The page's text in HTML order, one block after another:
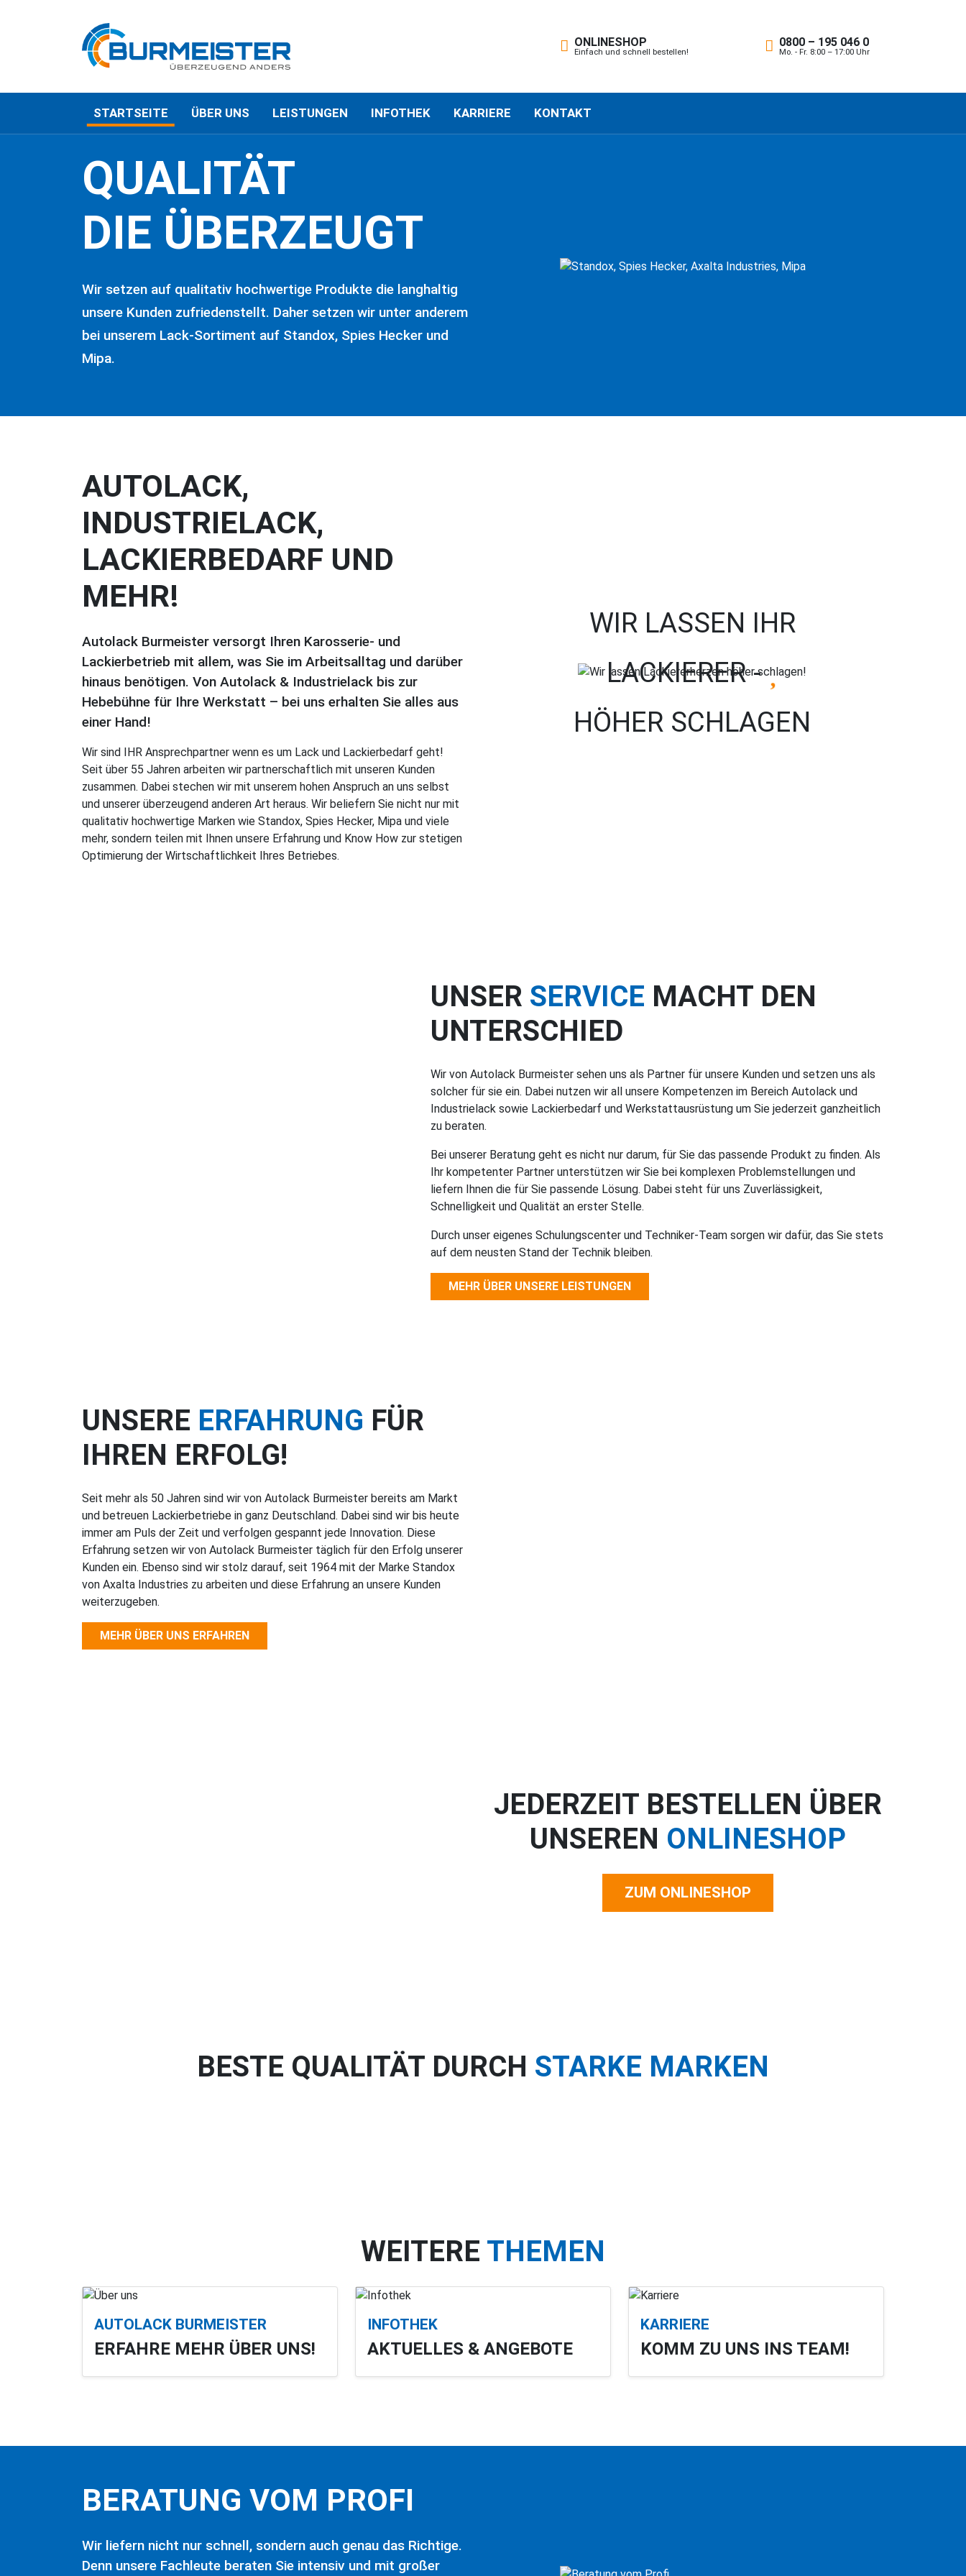
ONLINESHOP
Einfach und schnell bestellen!
0800 – 195 046 0
Mo. - Fr. 8:00 – 17:00 Uhr
NAVIGATION
STARTSEITE ÜBER UNS LEISTUNGEN INFOTHEK KARRIERE KONTAKT
QUALITÄT
DIE ÜBERZEUGT
Wir setzen auf qualitativ hochwertige Produkte die langhaltig
unsere Kunden zufriedenstellt. Daher setzen wir unter anderem
bei unserem Lack-Sortiment auf Standox, Spies Hecker und
Mipa.
AUTOLACK,
INDUSTRIELACK,
LACKIERBEDARF UND
MEHR!
Autolack Burmeister versorgt Ihren Karosserie- und
Lackierbetrieb mit allem, was Sie im Arbeitsalltag und darüber
hinaus benötigen. Von Autolack & Industrielack bis zur
Hebebühne für Ihre Werkstatt – bei uns erhalten Sie alles aus
einer Hand!
Wir sind IHR Ansprechpartner wenn es um Lack und Lackierbedarf geht!
Seit über 55 Jahren arbeiten wir partnerschaftlich mit unseren Kunden
zusammen. Dabei stechen wir mit unserem hohen Anspruch an uns selbst
und unserer überzeugend anderen Art heraus. Wir beliefern Sie nicht nur mit
qualitativ hochwertige Marken wie Standox, Spies Hecker, Mipa und viele
mehr, sondern teilen mit Ihnen unsere Erfahrung und Know How zur stetigen
Optimierung der Wirtschaftlichkeit Ihres Betriebes.
WIR LASSEN IHR
LACKIERER -
HÖHER SCHLAGEN
UNSER SERVICE MACHT DEN
UNTERSCHIED
Wir von Autolack Burmeister sehen uns als Partner für unsere Kunden und setzen uns als
solcher für sie ein. Dabei nutzen wir all unsere Kompetenzen im Bereich Autolack und
Industrielack sowie Lackierbedarf und Werkstattausrüstung um Sie jederzeit ganzheitlich
zu beraten.
Bei unserer Beratung geht es nicht nur darum, für Sie das passende Produkt zu finden. Als
Ihr kompetenter Partner unterstützen wir Sie bei komplexen Problemstellungen und
liefern Ihnen die für Sie passende Lösung. Dabei steht für uns Zuverlässigkeit,
Schnelligkeit und Qualität an erster Stelle.
Durch unser eigenes Schulungscenter und Techniker-Team sorgen wir dafür, das Sie stets
auf dem neusten Stand der Technik bleiben.
MEHR ÜBER UNSERE LEISTUNGEN
UNSERE ERFAHRUNG FÜR
IHREN ERFOLG!
Seit mehr als 50 Jahren sind wir von Autolack Burmeister bereits am Markt
und betreuen Lackierbetriebe in ganz Deutschland. Dabei sind wir bis heute
immer am Puls der Zeit und verfolgen gespannt jede Innovation. Diese
Erfahrung setzen wir von Autolack Burmeister täglich für den Erfolg unserer
Kunden ein. Ebenso sind wir stolz darauf, seit 1964 mit der Marke Standox
von Axalta Industries zu arbeiten und diese Erfahrung an unsere Kunden
weiterzugeben.
MEHR ÜBER UNS ERFAHREN
JEDERZEIT BESTELLEN ÜBER
UNSEREN ONLINESHOP
ZUM ONLINESHOP
BESTE QUALITÄT DURCH STARKE MARKEN
WEITERE THEMEN
AUTOLACK BURMEISTER
ERFAHRE MEHR ÜBER UNS!
INFOTHEK
AKTUELLES & ANGEBOTE
KARRIERE
KOMM ZU UNS INS TEAM!
BERATUNG VOM PROFI
Wir liefern nicht nur schnell, sondern auch genau das Richtige.
Denn unsere Fachleute beraten Sie intensiv und mit großer